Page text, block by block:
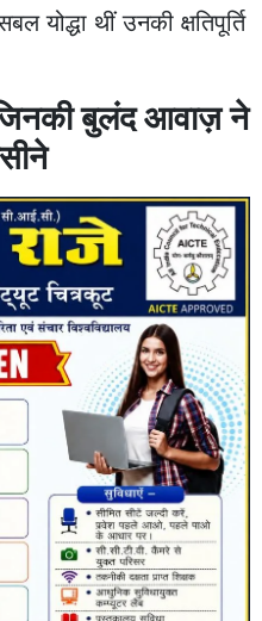
योद्धा थीं उनकी क्षतिपूर्ति
जिनकी बुलंद आवाज़ ने